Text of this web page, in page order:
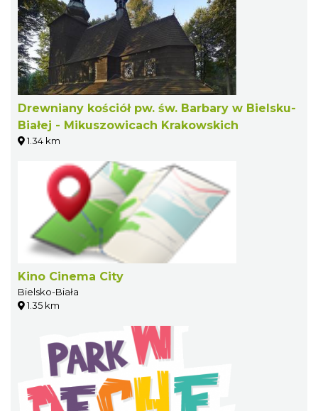
Drewniany kościół pw. św. Barbary w Bielsku-
Białej - Mikuszowicach Krakowskich
1.34 km
Kino Cinema City
Bielsko-Biała
1.35 km